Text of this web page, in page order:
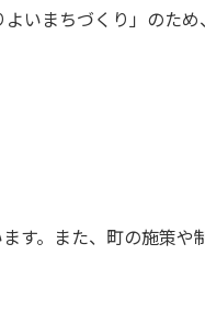
いまちづくり」のた
す。また、町の施策や